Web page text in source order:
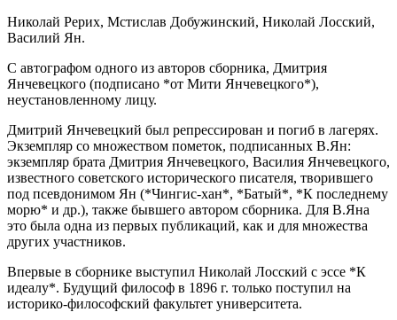
Николай Рерих, Мстислав Добужинский, Николай Лосский,
Василий Ян.
С автографом одного из авторов сборника, Дмитрия
Янчевецкого (подписано *от Мити Янчевецкого*),
неустановленному лицу.
Дмитрий Янчевецкий был репрессирован и погиб в лагерях.
Экземпляр со множеством пометок, подписанных В.Ян:
экземпляр брата Дмитрия Янчевецкого, Василия Янчевецкого,
известного советского исторического писателя, творившего
под псевдонимом Ян (*Чингис-хан*, *Батый*, *К последнему
морю* и др.), также бывшего автором сборника. Для В.Яна
это была одна из первых публикаций, как и для множества
других участников.
Впервые в сборнике выступил Николай Лосский с эссе *К
идеалу*. Будущий философ в 1896 г. только поступил на
историко-философский факультет университета.